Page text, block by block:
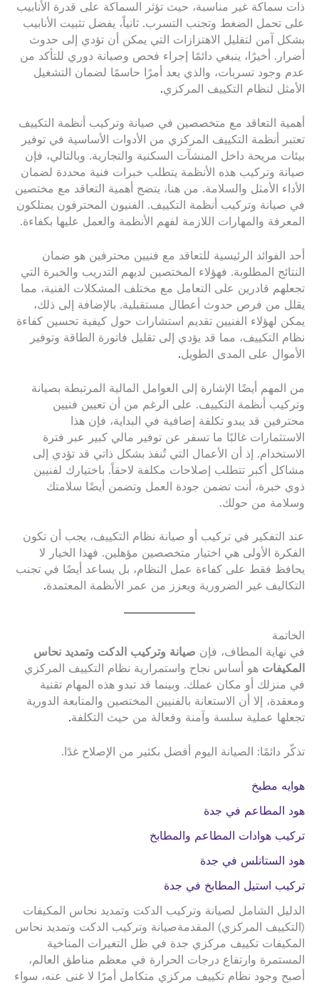
ذات سماكة غير مناسبة، حيث تؤثر السماكة على قدرة الأنابيب
على تحمل الضغط وتجنب التسرب. ثانياً، يفضل تثبيت الأنابيب
بشكل آمن لتقليل الاهتزازات التي يمكن أن تؤدي إلى حدوث
أضرار. أخيرًا، ينبغي دائمًا إجراء فحص وصيانة دوري للتأكد من
عدم وجود تسربات، والذي يعد أمرًا حاسمًا لضمان التشغيل
الأمثل لنظام التكييف المركزي.
أهمية التعاقد مع متخصصين في صيانة وتركيب أنظمة التكييف
تعتبر أنظمة التكييف المركزي من الأدوات الأساسية في توفير
بيئات مريحة داخل المنشآت السكنية والتجارية. وبالتالي، فإن
صيانة وتركيب هذه الأنظمة يتطلب خبرات فنية محددة لضمان
الأداء الأمثل والسلامة. من هنا، يتضح أهمية التعاقد مع مختصين
في صيانة وتركيب أنظمة التكييف. الفنيون المحترفون يمتلكون
المعرفة والمهارات اللازمة لفهم الأنظمة والعمل عليها بكفاءة.
أحد الفوائد الرئيسية للتعاقد مع فنيين محترفين هو ضمان
النتائج المطلوبة. فهؤلاء المختصين لديهم التدريب والخبرة التي
تجعلهم قادرين على التعامل مع مختلف المشكلات الفنية، مما
يقلل من فرص حدوث أعطال مستقبلية. بالإضافة إلى ذلك،
يمكن لهؤلاء الفنيين تقديم استشارات حول كيفية تحسين كفاءة
نظام التكييف، مما قد يؤدي إلى تقليل فاتورة الطاقة وتوفير
الأموال على المدى الطويل.
من المهم أيضًا الإشارة إلى العوامل المالية المرتبطة بصيانة
وتركيب أنظمة التكييف. على الرغم من أن تعيين فنيين
محترفين قد يبدو تكلفة إضافية في البداية، فإن هذا
الاستثمارات غالبًا ما تسفر عن توفير مالي كبير عبر فترة
الاستخدام. إذ أن الأعمال التي تُنفذ بشكل ذاتي قد تؤدي إلى
مشاكل أكبر تتطلب إصلاحات مكلفة لاحقاً. باختيارك لفنيين
ذوي خبرة، أنت تضمن جودة العمل وتضمن أيضًا سلامتك
وسلامة من حولك.
عند التفكير في تركيب أو صيانة نظام التكييف، يجب أن تكون
الفكرة الأولى هي اختيار متخصصين مؤهلين. فهذا الخيار لا
يحافظ فقط على كفاءة عمل النظام، بل يساعد أيضًا في تجنب
التكاليف غير الضرورية ويعزز من عمر الأنظمة المعتمدة.
الخاتمة
في نهاية المطاف، فإن صيانة وتركيب الدكت وتمديد نحاس
المكيفات هو أساس نجاح واستمرارية نظام التكييف المركزي
في منزلك أو مكان عملك. وبينما قد تبدو هذه المهام تقنية
ومعقدة، إلا أن الاستعانة بالفنيين المختصين والمتابعة الدورية
تجعلها عملية سلسة وآمنة وفعالة من حيث التكلفة.
تذكّر دائمًا: الصيانة اليوم أفضل بكثير من الإصلاح غدًا.
هوايه مطبخ
هود المطاعم في جدة
تركيب هوادات المطاعم والمطابخ
هود الستانلس في جدة
تركيب استيل المطابخ في جدة
الدليل الشامل لصيانة وتركيب الدكت وتمديد نحاس المكيفات
(التكييف المركزي) المقدمةصيانة وتركيب الدكت وتمديد نحاس
المكيفات تكييف مركزي جدة في ظل التغيرات المناخية
المستمرة وارتفاع درجات الحرارة في معظم مناطق العالم،
أصبح وجود نظام تكييف مركزي متكامل أمرًا لا غنى عنه، سواء